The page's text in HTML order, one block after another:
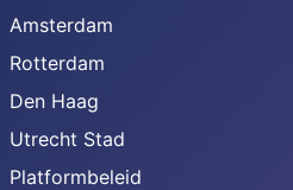
Amsterdam
Rotterdam
Den Haag
Utrecht Stad
Platformbeleid